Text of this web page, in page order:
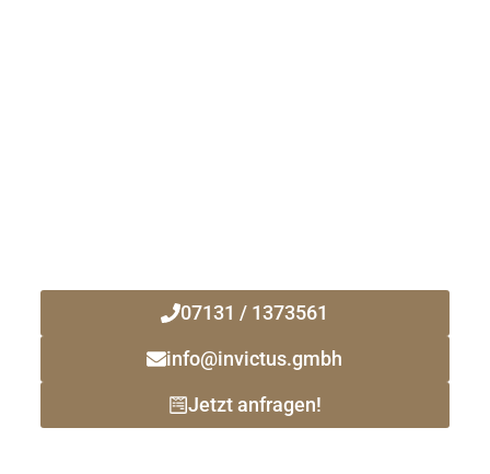
07131 / 1373561
info@invictus.gmbh
Jetzt anfragen!